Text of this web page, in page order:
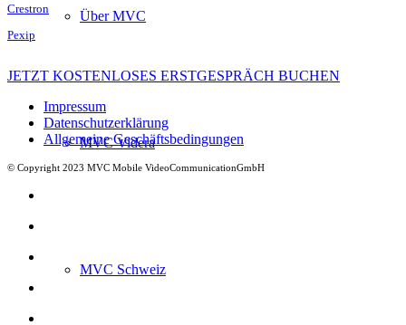
Über MVC
MVC Videra
MVC Schweiz
Crestron
Pexip
JETZT KOSTENLOSES ERSTGESPRÄCH BUCHEN
Impressum
Datenschutzerklärung
Allgemeine Geschäftsbedingungen
© Copyright 2023 MVC Mobile VideoCommunicationGmbH